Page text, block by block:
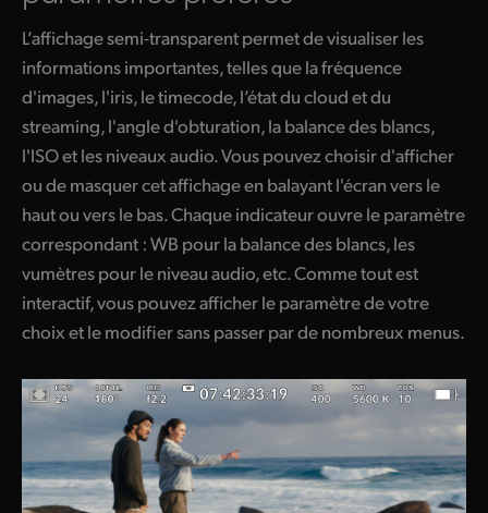
Ukraine
United Kingdom
United States
L’affichage semi-transparent permet de visualiser les
informations importantes, telles que la fréquence
d'images, l'iris, le timecode, l’état du cloud et du
streaming, l'angle d'obturation, la balance des blancs,
l'ISO et les niveaux audio. Vous pouvez choisir d'afficher
ou de masquer cet affichage en balayant l'écran vers le
haut ou vers le bas. Chaque indicateur ouvre le paramètre
correspondant : WB pour la balance des blancs, les
vumètres pour le niveau audio, etc. Comme tout est
interactif, vous pouvez afficher le paramètre de votre
choix et le modifier sans passer par de nombreux menus.